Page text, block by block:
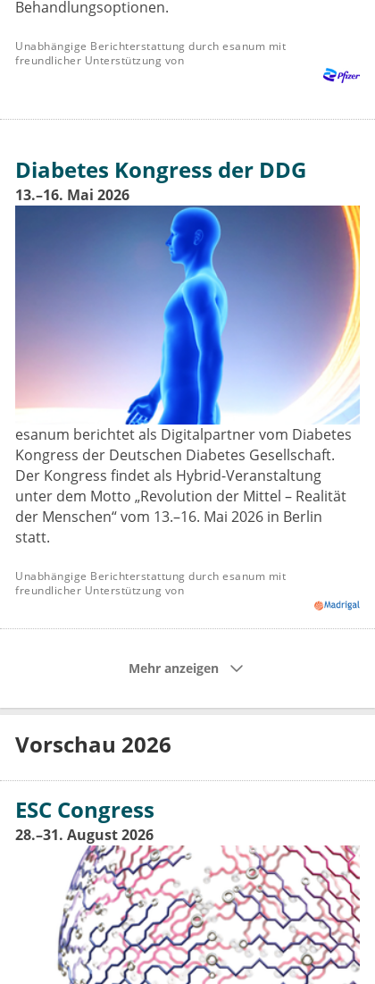
Behandlungsoptionen.
Unabhängige Berichterstattung durch esanum mit
freundlicher Unterstützung von
Diabetes Kongress der DDG
13.–16. Mai 2026
esanum berichtet als Digitalpartner vom Diabetes
Kongress der Deutschen Diabetes Gesellschaft.
Der Kongress findet als Hybrid-Veranstaltung
unter dem Motto „Revolution der Mittel – Realität
der Menschen“ vom 13.–16. Mai 2026 in Berlin
statt.
Unabhängige Berichterstattung durch esanum mit
freundlicher Unterstützung von
Mehr anzeigen
Vorschau 2026
ESC Congress
28.–31. August 2026